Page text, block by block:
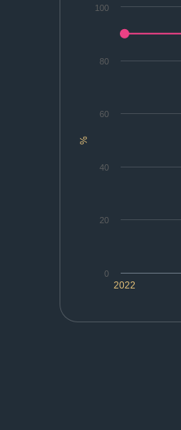
%
2022
0
20
40
60
80
100